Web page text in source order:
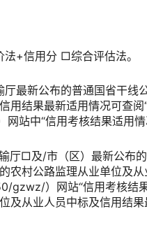
法+信用分 □综合评估法。
最新公布的普通国省干线
结果最新适用情况可查阅
站中“信用考核结果适用情
厅□及/市（区）最新公布
农村公路监理从业单位及
）网站“信用考核结
及从业人员中标及信用结